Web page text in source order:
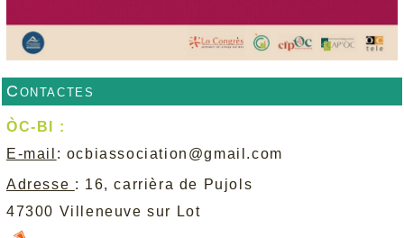
Contactes
ÒC-BI :
E-mail : ocbiassociation@gmail.com
Adresse : 16, carrièra de Pujols
47300 Villeneuve sur Lot